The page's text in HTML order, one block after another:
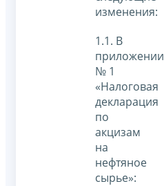
изменения:
1.1. В
приложении
№ 1
«Налоговая
декларация
по
акцизам
на
нефтяное
сырье»: